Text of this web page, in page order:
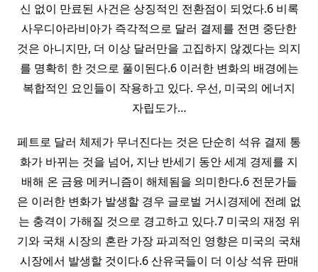
신 없이 만료된 사건은 상징적인 전환점이 되었다.6 비록
사우디아라비아가 즉각적으로 달러 결제를 전면 중단한
것은 아니지만, 더 이상 달러만을 고집하지 않겠다는 의지
를 명확히 한 것으로 풀이된다.6 이러한 변화의 배경에는
복합적인 요인들이 작용하고 있다. 우선, 미국의 에너지
자립도가…
페트로 달러 체제가 무너진다는 것은 단순히 석유 결제 통
화가 바뀌는 것을 넘어, 지난 반세기 동안 세계 경제를 지
배해 온 금융 메커니즘이 해체됨을 의미한다.6 전문가들
은 이러한 변화가 발생할 경우 글로벌 거시경제에 전례 없
는 충격이 가해질 것으로 경고하고 있다.7 미국의 재정 위
기와 국채 시장의 혼란 가장 파괴적인 영향은 미국의 국채
시장에서 발생할 것이다.6 산유국들이 더 이상 석유 판매